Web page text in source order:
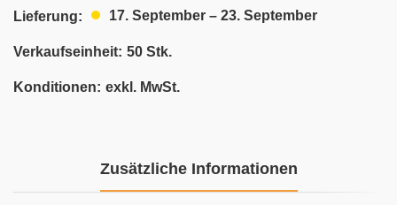
Lieferung: 17. September – 23. September
Verkaufseinheit: 50 Stk.
Konditionen: exkl. MwSt.
Zusätzliche Informationen